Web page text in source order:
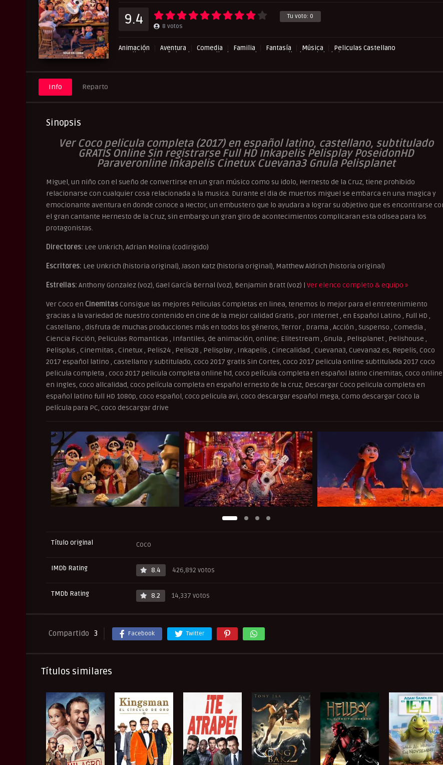
Tu voto: 0
9.4 8 votos
Animación Aventura Comedia Familia Fantasía Música
Peliculas Castellano
Peliculas Español Latino
Peliculas Mas Vistas Peliculas Subtituladas
Info Reparto
Sinopsis
Ver Coco pelicula completa (2017) en español latino, castellano, subtitulado
GRATIS Online Sin registrarse Full HD Inkapelis Pelisplay PoseidonHD
Paraveronline Inkapelis Cinetux Cuevana3 Gnula Pelisplanet
Miguel, un niño con el sueño de convertirse en un gran músico como su idolo, Hernesto de la Cruz, tiene prohibido
relacionarse con cualquier cosa relacionada a la musica. Durante el dia de muertos miguel se embarca en una magica y
emocionante aventura en donde conoce a Hector, un embustero que lo ayudara a lograr su objetivo que es encontrarse
el gran cantante Hernesto de la Cruz, sin embargo un gran giro de acontecimientos complicaran esta odisea para los
protagonistas.
Directores: Lee Unkrich, Adrian Molina (codirigido)
Escritores: Lee Unkrich (historia original), Jason Katz (historia original), Matthew Aldrich (historia original)
Estrellas: Anthony Gonzalez (voz), Gael García Bernal (voz), Benjamin Bratt (voz) | Ver elenco completo & equipo »
Ver Coco en Cinemitas Consigue las mejores Peliculas Completas en linea, tenemos lo mejor para el entretenimiento
gracias a la variedad de nuestro contenido en cine de la mejor calidad Gratis , por Internet , en Español Latino , Full HD ,
Castellano , disfruta de muchas producciones más en todos los géneros, Terror , Drama , Acción , Suspenso , Comedia ,
Ciencia Ficción, Peliculas Romanticas , Infantiles, de animación, online; Elitestream , Gnula , Pelisplanet , Pelishouse ,
Pelisplus , Cinemitas , Cinetux , Pelis24 , Pelis28 , Pelisplay , Inkapelis , Cinecalidad , Cuevana3, Cuevana2.es, Repelis, Coco
2017 español latino , castellano y subtitulado, coco 2017 gratis Sin Cortes, coco 2017 pelicula online subtitulada 2017 coco
pelicula completa , coco 2017 pelicula completa online hd, coco película completa en español latino cinemitas, coco online
en ingles, coco allcalidad, coco película completa en español ernesto de la cruz, Descargar Coco pelicula completa en
español latino full HD 1080p, coco español, coco pelicula avi, coco descargar español mega, Como descargar Coco la
película para PC, coco descargar drive
Título original Coco
IMDb Rating 8.4 426,892 votos
TMDb Rating 8.2 14,337 votos
Compartido 3 Facebook Twitter
Títulos similares